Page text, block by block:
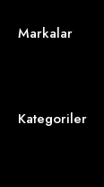
Markalar
Kategoriler